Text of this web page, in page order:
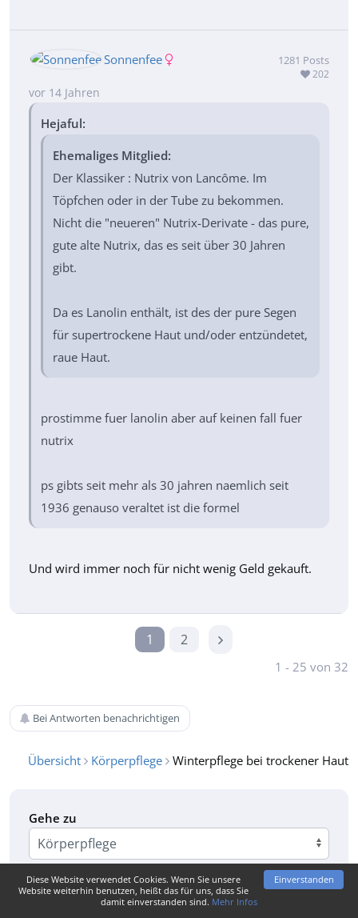
Sonnenfee 1281 Posts
202
vor 14 Jahren
Hejaful:
Ehemaliges Mitglied:
Der Klassiker : Nutrix von Lancôme. Im
Töpfchen oder in der Tube zu bekommen.
Nicht die "neueren" Nutrix-Derivate - das pure,
gute alte Nutrix, das es seit über 30 Jahren
gibt.
Da es Lanolin enthält, ist des der pure Segen
für supertrockene Haut und/oder entzündetet,
raue Haut.
prostimme fuer lanolin aber auf keinen fall fuer
nutrix
ps gibts seit mehr als 30 jahren naemlich seit
1936 genauso veraltet ist die formel
Und wird immer noch für nicht wenig Geld gekauft.
1 2
1 - 25 von 32
Bei Antworten benachrichtigen
Übersicht Körperpflege Winterpflege bei trockener Haut
Gehe zu
Einverstanden
Diese Website verwendet Cookies. Wenn Sie unsere
Website weiterhin benutzen, heißt das für uns, dass Sie
damit einverstanden sind. Mehr Infos